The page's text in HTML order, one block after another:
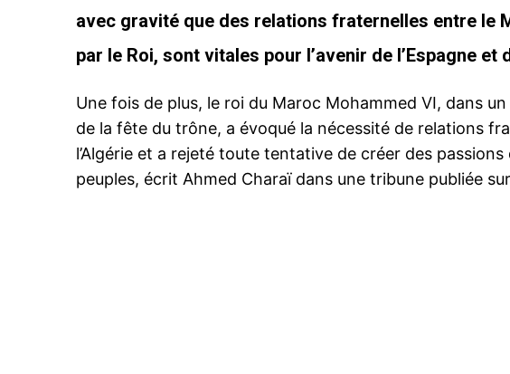
avec gravité que des relations fraternelles entre le
par le Roi, sont vitales pour l’avenir de l’Espagne et
Une fois de plus, le roi du Maroc Mohammed VI, dans
de la fête du trône, a évoqué la nécessité de relations
l’Algérie et a rejeté toute tentative de créer des
peuples, écrit Ahmed Charaï dans une tribune publiée